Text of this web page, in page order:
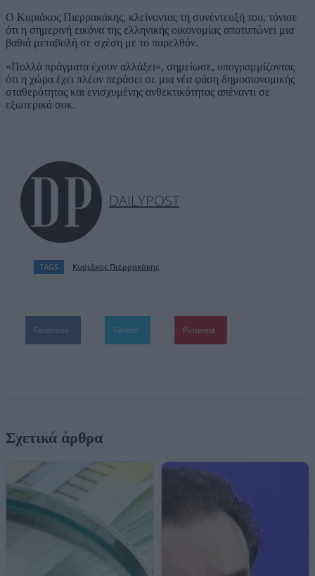
Ο Κυριάκος Πιερρακάκης, κλείνοντας τη συνέντευξή του, τόνισε
ότι η σημερινή εικόνα της ελληνικής οικονομίας αποτυπώνει μια
βαθιά μεταβολή σε σχέση με το παρελθόν.
«Πολλά πράγματα έχουν αλλάξει», σημείωσε, υπογραμμίζοντας
ότι η χώρα έχει πλέον περάσει σε μια νέα φάση δημοσιονομικής
σταθερότητας και ενισχυμένης ανθεκτικότητας απέναντι σε
εξωτερικά σοκ.
DAILYPOST
TAGS Κυριάκος Πιερρακάκης
Facebook Twitter Pinterest
Σχετικά άρθρα